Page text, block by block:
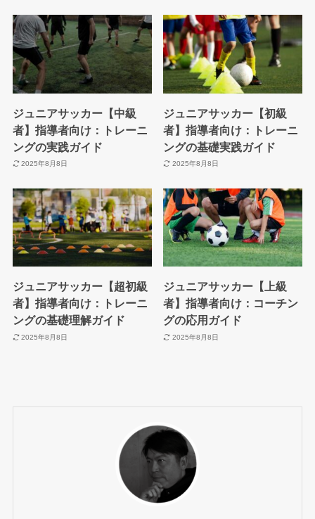
ジュニアサッカー【中級
者】指導者向け：トレーニ
ングの実践ガイド
2025年8月8日
ジュニアサッカー【初級
者】指導者向け：トレーニ
ングの基礎実践ガイド
2025年8月8日
ジュニアサッカー【超初級
者】指導者向け：トレーニ
ングの基礎理解ガイド
2025年8月8日
ジュニアサッカー【上級
者】指導者向け：コーチン
グの応用ガイド
2025年8月8日